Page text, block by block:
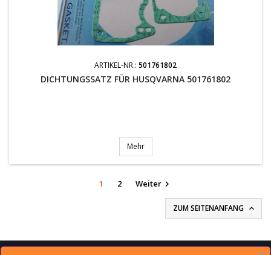
ARTIKEL-NR.: 501761802
DICHTUNGSSATZ FÜR HUSQVARNA 501761802
Mehr
1 2 Weiter
ZUM SEITENANFANG 